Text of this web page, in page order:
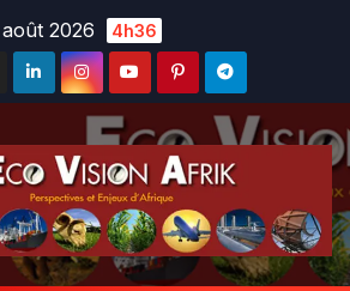
2026 4h36